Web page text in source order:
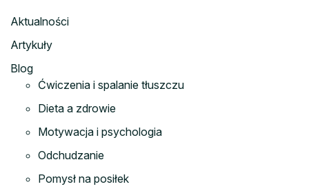
Aktualności
Artykuły
Blog
Ćwiczenia i spalanie tłuszczu
Dieta a zdrowie
Motywacja i psychologia
Odchudzanie
Pomysł na posiłek